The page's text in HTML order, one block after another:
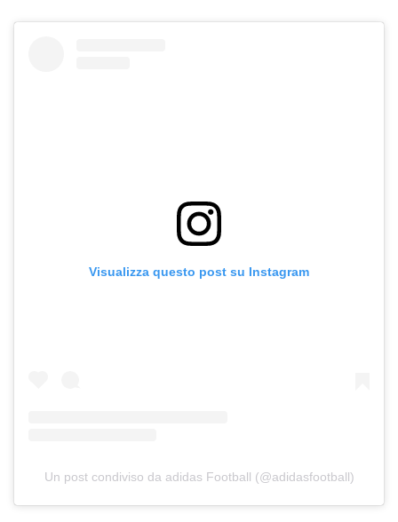
Visualizza questo post su Instagram
Un post condiviso da adidas Football (@adidasfootball)